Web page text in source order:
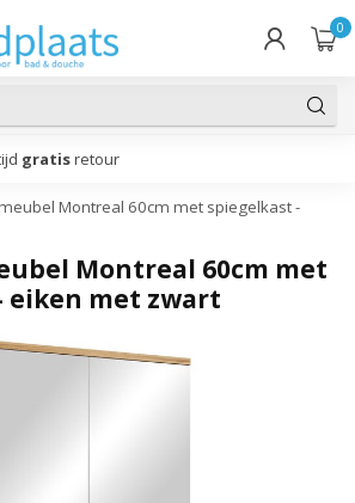
0
gratis retour
Montreal 60cm met spiegelkast -
Montreal 60cm met
eiken met zwart